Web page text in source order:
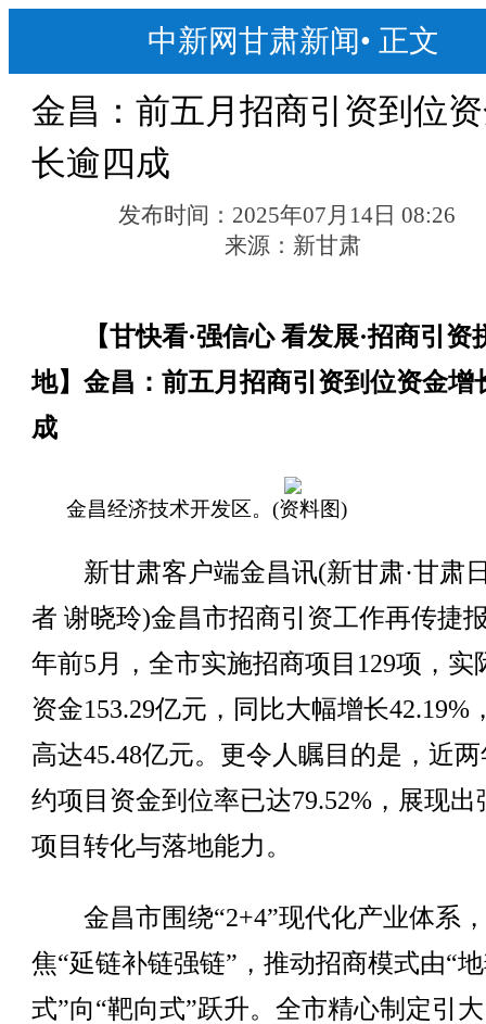
中新网甘肃新闻• 正文
金昌：前五月招商引资到位
长逾四成
发布时间： 2025年07月14日 08:26
来源： 新甘肃
【甘快看·强信心 看发展·招商引资
地】金昌：前五月招商引资到位资金增
成
金昌经济技术开发区。(资料图)
新甘肃客户端金昌讯(新甘肃·甘肃
者 谢晓玲)金昌市招商引资工作再传捷
年前5月，全市实施招商项目129项，实
资金153.29亿元，同比大幅增长42.19%
高达45.48亿元。更令人瞩目的是，近
约项目资金到位率已达79.52%，展现出
项目转化与落地能力。
金昌市围绕“2+4”现代化产业体系
焦“延链补链强链”，推动招商模式由“
式”向“靶向式”跃升。全市精心制定引